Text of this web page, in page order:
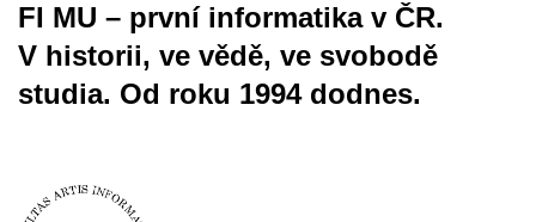
FI MU – první informatika v ČR.
V historii, ve vědě, ve svobodě
studia. Od roku 1994 dodnes.